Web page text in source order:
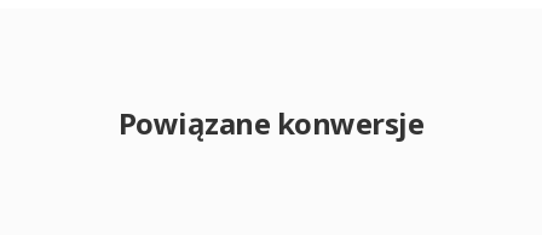
Powiązane konwersje